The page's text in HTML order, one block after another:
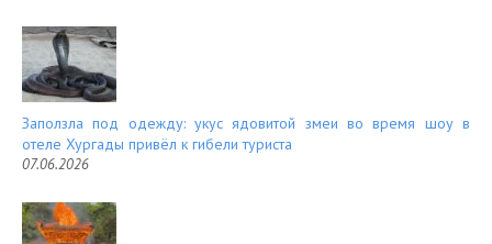
Заползла под одежду: укус ядовитой змеи во время шоу в
отеле Хургады привёл к гибели туриста
07.06.2026